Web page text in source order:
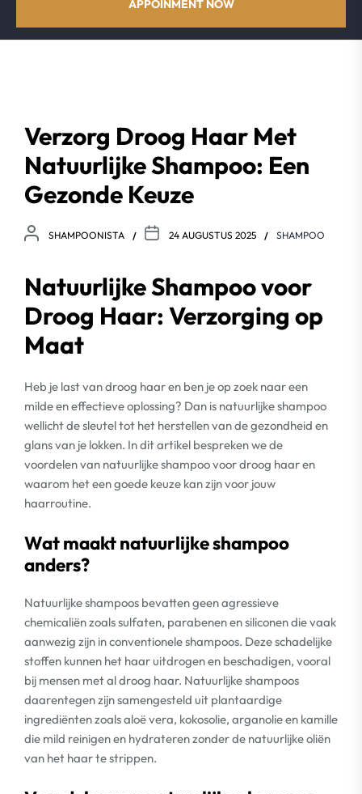
APPOINMENT NOW
Verzorg Droog Haar Met
Natuurlijke Shampoo: Een
Gezonde Keuze
SHAMPOONISTA 24 AUGUSTUS 2025 SHAMPOO
Natuurlijke Shampoo voor
Droog Haar: Verzorging op
Maat
Heb je last van droog haar en ben je op zoek naar een
milde en effectieve oplossing? Dan is natuurlijke shampoo
wellicht de sleutel tot het herstellen van de gezondheid en
glans van je lokken. In dit artikel bespreken we de
voordelen van natuurlijke shampoo voor droog haar en
waarom het een goede keuze kan zijn voor jouw
haarroutine.
Wat maakt natuurlijke shampoo
anders?
Natuurlijke shampoos bevatten geen agressieve
chemicaliën zoals sulfaten, parabenen en siliconen die vaak
aanwezig zijn in conventionele shampoos. Deze schadelijke
stoffen kunnen het haar uitdrogen en beschadigen, vooral
bij mensen met al droog haar. Natuurlijke shampoos
daarentegen zijn samengesteld uit plantaardige
ingrediënten zoals aloë vera, kokosolie, arganolie en kamille
die mild reinigen en hydrateren zonder de natuurlijke oliën
van het haar te strippen.